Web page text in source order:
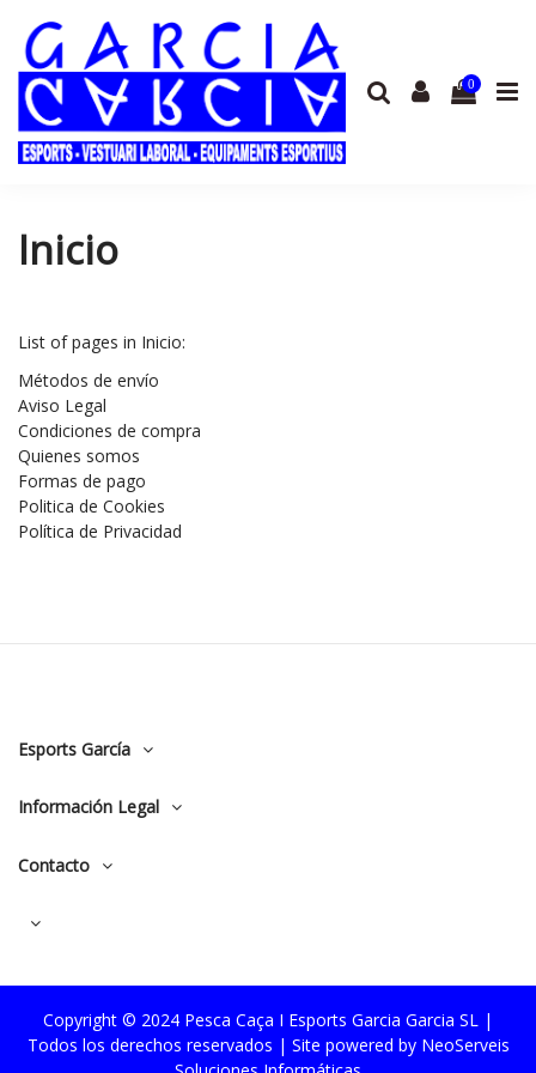
0
Inicio
List of pages in Inicio:
Métodos de envío
Aviso Legal
Condiciones de compra
Quienes somos
Formas de pago
Politica de Cookies
Política de Privacidad
Esports García
Información Legal
Contacto
Copyright © 2024 Pesca Caça I Esports Garcia Garcia SL |
Todos los derechos reservados | Site powered by NeoServeis